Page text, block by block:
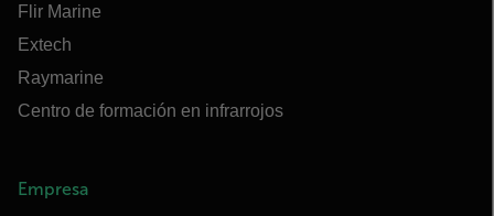
Flir Marine
Extech
Raymarine
Centro de formación en infrarrojos
Empresa